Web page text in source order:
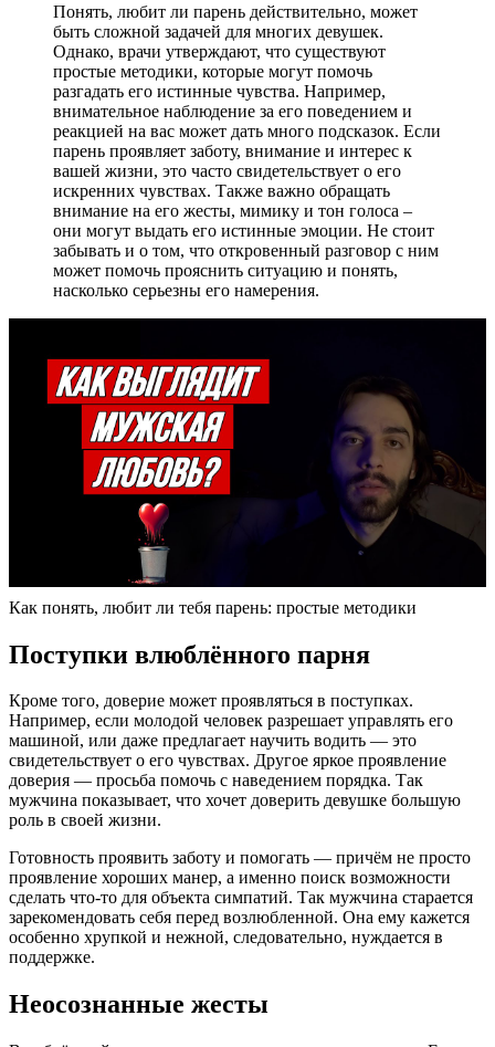
Понять, любит ли парень действительно, может
быть сложной задачей для многих девушек.
Однако, врачи утверждают, что существуют
простые методики, которые могут помочь
разгадать его истинные чувства. Например,
внимательное наблюдение за его поведением и
реакцией на вас может дать много подсказок. Если
парень проявляет заботу, внимание и интерес к
вашей жизни, это часто свидетельствует о его
искренних чувствах. Также важно обращать
внимание на его жесты, мимику и тон голоса –
они могут выдать его истинные эмоции. Не стоит
забывать и о том, что откровенный разговор с ним
может помочь прояснить ситуацию и понять,
насколько серьезны его намерения.
Как понять, любит ли тебя парень: простые методики
Поступки влюблённого парня
Кроме того, доверие может проявляться в поступках.
Например, если молодой человек разрешает управлять его
машиной, или даже предлагает научить водить — это
свидетельствует о его чувствах. Другое яркое проявление
доверия — просьба помочь с наведением порядка. Так
мужчина показывает, что хочет доверить девушке большую
роль в своей жизни.
Готовность проявить заботу и помогать — причём не просто
проявление хороших манер, а именно поиск возможности
сделать что-то для объекта симпатий. Так мужчина старается
зарекомендовать себя перед возлюбленной. Она ему кажется
особенно хрупкой и нежной, следовательно, нуждается в
поддержке.
Неосознанные жесты